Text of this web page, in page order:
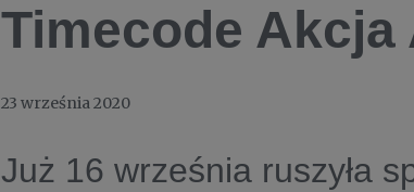
Timecode Akcja
23 września 2020
Już 16 września ruszyła